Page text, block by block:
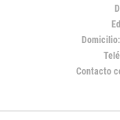
Domicilio:
Contacto